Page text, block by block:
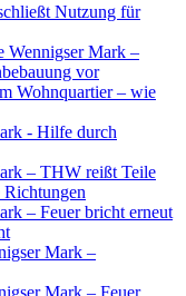
Nutzung für
Wennigser Mark –
vor
Wohnquartier – wie
- Hilfe durch
– THW reißt Teile
– Feuer bricht erneut
Mark –
Mark – Feuer